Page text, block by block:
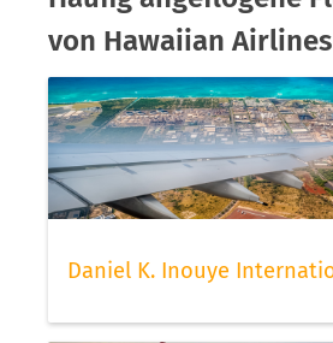
von Hawaiian Airlines
Daniel K. Inouye